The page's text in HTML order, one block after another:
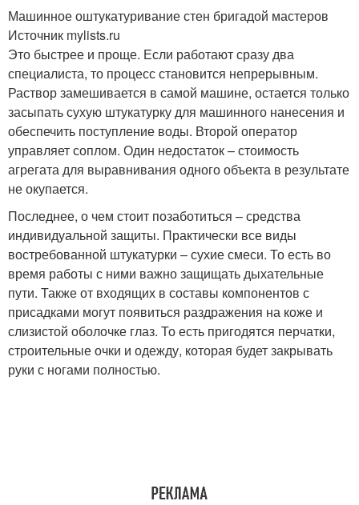
Машинное оштукатуривание стен бригадой мастеров
Источник mylists.ru
Это быстрее и проще. Если работают сразу два
специалиста, то процесс становится непрерывным.
Раствор замешивается в самой машине, остается только
засыпать сухую штукатурку для машинного нанесения и
обеспечить поступление воды. Второй оператор
управляет соплом. Один недостаток – стоимость
агрегата для выравнивания одного объекта в результате
не окупается.
Последнее, о чем стоит позаботиться – средства
индивидуальной защиты. Практически все виды
востребованной штукатурки – сухие смеси. То есть во
время работы с ними важно защищать дыхательные
пути. Также от входящих в составы компонентов с
присадками могут появиться раздражения на коже и
слизистой оболочке глаз. То есть пригодятся перчатки,
строительные очки и одежду, которая будет закрывать
руки с ногами полностью.